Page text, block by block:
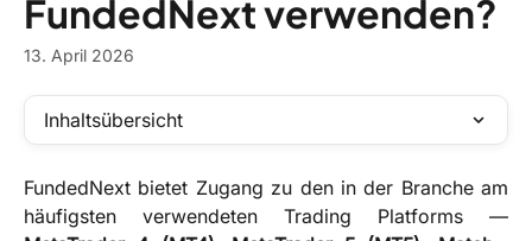
FundedNext verwenden?
13. April 2026
Inhaltsübersicht
FundedNext bietet Zugang zu den in der Branche am
häufigsten verwendeten Trading Platforms —